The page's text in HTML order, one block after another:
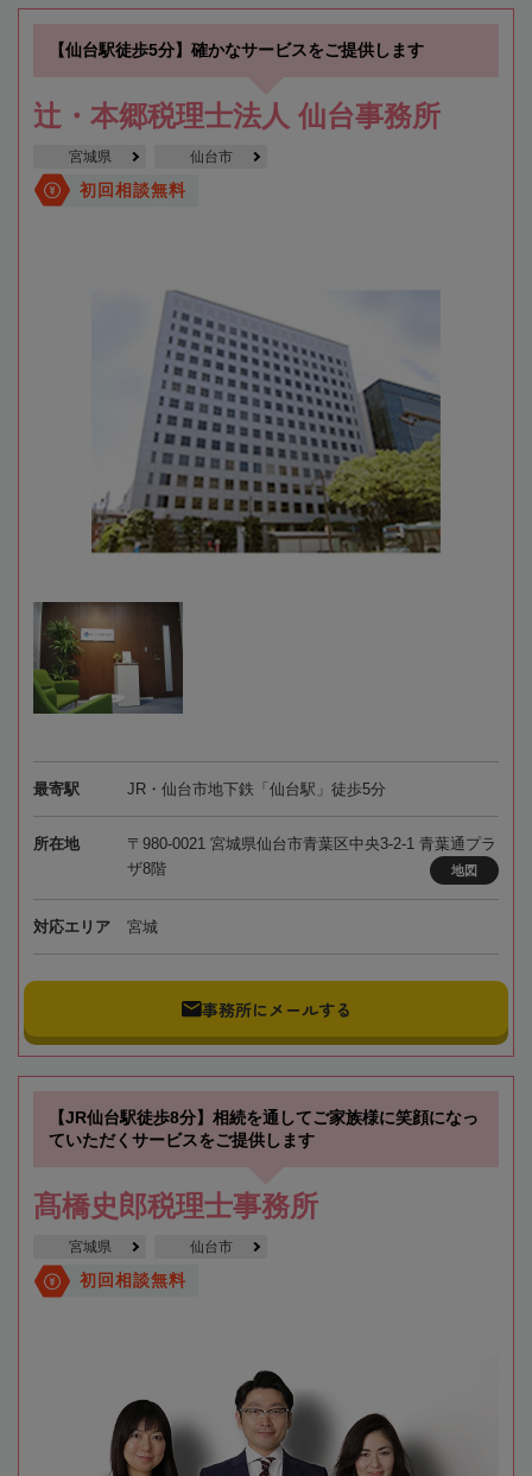
【仙台駅徒歩5分】確かなサービスをご提供します
辻・本郷税理士法人 仙台事務所
宮城県 仙台市
初回相談無料
最寄駅 JR・仙台市地下鉄「仙台駅」徒歩5分
所在地
〒980-0021 宮城県仙台市青葉区中央3-2-1 青葉通プラ
ザ8階
地図
対応エリア 宮城
事務所にメールする
【JR仙台駅徒歩8分】相続を通してご家族様に笑顔になっ
ていただくサービスをご提供します
髙橋史郎税理士事務所
宮城県 仙台市
初回相談無料